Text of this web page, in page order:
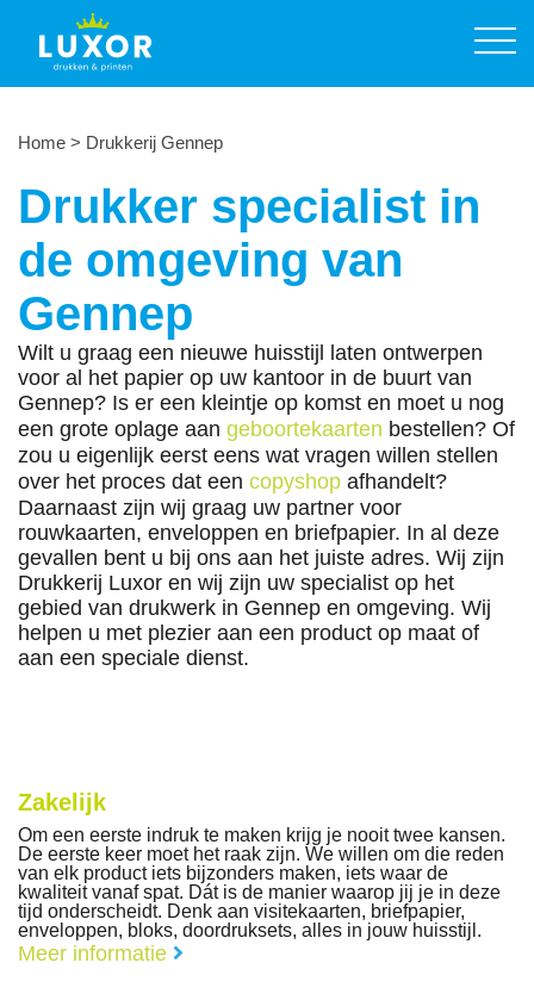
Prijslijst printservice
Producten
Over ons
024 355 60 68
Home > Drukkerij Gennep
Drukker specialist in
de omgeving van
Gennep
Wilt u graag een nieuwe huisstijl laten ontwerpen
voor al het papier op uw kantoor in de buurt van
Gennep? Is er een kleintje op komst en moet u nog
een grote oplage aan geboortekaarten bestellen? Of
zou u eigenlijk eerst eens wat vragen willen stellen
over het proces dat een copyshop afhandelt?
Daarnaast zijn wij graag uw partner voor
rouwkaarten, enveloppen en briefpapier. In al deze
gevallen bent u bij ons aan het juiste adres. Wij zijn
Drukkerij Luxor en wij zijn uw specialist op het
gebied van drukwerk in Gennep en omgeving. Wij
helpen u met plezier aan een product op maat of
aan een speciale dienst.
Zakelijk
Om een eerste indruk te maken krijg je nooit twee kansen.
De eerste keer moet het raak zijn. We willen om die reden
van elk product iets bijzonders maken, iets waar de
kwaliteit vanaf spat. Dát is de manier waarop jij je in deze
tijd onderscheidt. Denk aan visitekaarten, briefpapier,
enveloppen, bloks, doordruksets, alles in jouw huisstijl.
Meer informatie